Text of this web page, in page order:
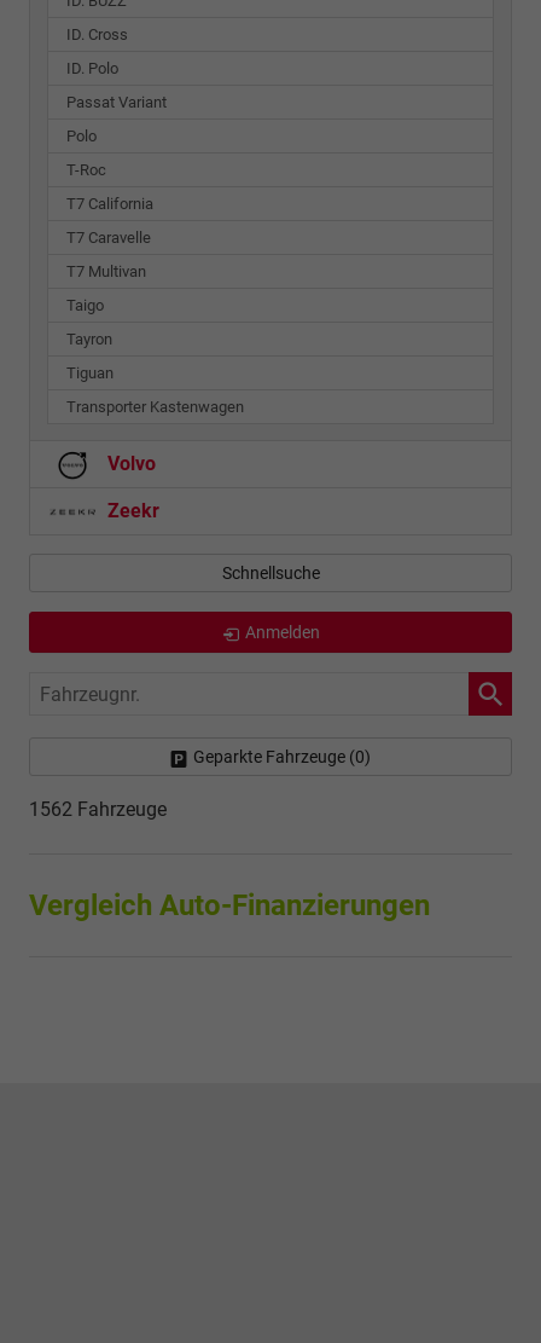
ID. Cross
ID. Polo
Passat Variant
Polo
T-Roc
T7 California
T7 Caravelle
T7 Multivan
Taigo
Tayron
Tiguan
Transporter Kastenwagen
Volvo
Zeekr
Schnellsuche
Anmelden
Fahrzeugnr.
Geparkte Fahrzeuge (0)
1562 Fahrzeuge
Vergleich Auto-Finanzierungen